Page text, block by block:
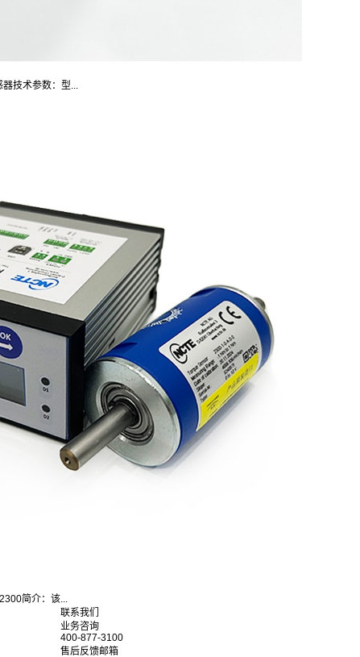
技术参数：型...
简介：该...
联系我们
业务咨询
400-877-3100
售后反馈邮箱